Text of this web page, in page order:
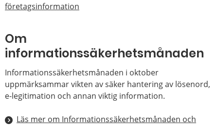
företagsinformation
Om
informationssäkerhetsmånaden
Informationssäkerhetsmånaden i oktober
uppmärksammar vikten av säker hantering av lösenord,
e-legitimation och annan viktig information.
Läs mer om Informationssäkerhetsmånaden och